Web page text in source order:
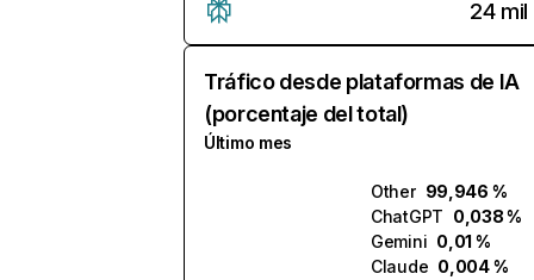
24 mil
Tráfico desde plataformas de IA
(porcentaje del total)
Último mes
Other 99,946 %
ChatGPT 0,038 %
Gemini 0,01 %
Claude 0,004 %